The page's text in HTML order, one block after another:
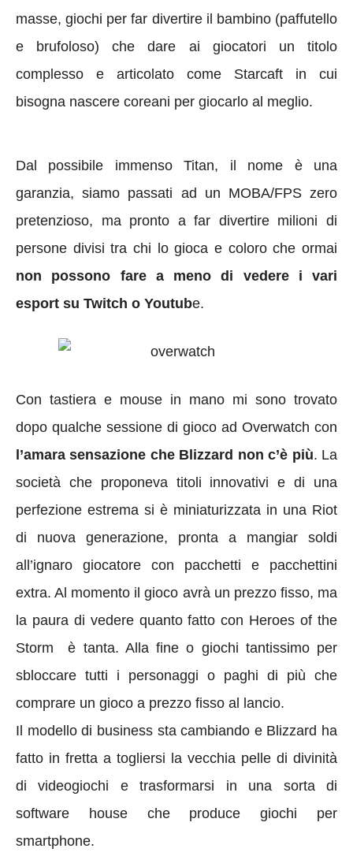
masse, giochi per far divertire il bambino (paffutello
e brufoloso) che dare ai giocatori un titolo
complesso e articolato come Starcaft in cui
bisogna nascere coreani per giocarlo al meglio.
Dal possibile immenso Titan, il nome è una
garanzia, siamo passati ad un MOBA/FPS zero
pretenzioso, ma pronto a far divertire milioni di
persone divisi tra chi lo gioca e coloro che ormai
non possono fare a meno di vedere i vari
esport su Twitch o Youtube.
Con tastiera e mouse in mano mi sono trovato
dopo qualche sessione di gioco ad Overwatch con
l’amara sensazione che Blizzard non c’è più. La
società che proponeva titoli innovativi e di una
perfezione estrema si è miniaturizzata in una Riot
di nuova generazione, pronta a mangiar soldi
all’ignaro giocatore con pacchetti e pacchettini
extra. Al momento il gioco avrà un prezzo fisso, ma
la paura di vedere quanto fatto con Heroes of the
Storm è tanta. Alla fine o giochi tantissimo per
sbloccare tutti i personaggi o paghi di più che
comprare un gioco a prezzo fisso al lancio.
Il modello di business sta cambiando e Blizzard ha
fatto in fretta a togliersi la vecchia pelle di divinità
di videogiochi e trasformarsi in una sorta di
software house che produce giochi per
smartphone.